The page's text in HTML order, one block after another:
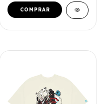
COMPRAR